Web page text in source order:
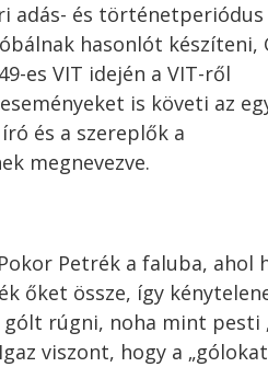
adás- és történetperiódus
hasonlót készíteni,
es VIT idején a VIT-ről
is követi az
és a szereplők a
megnevezve.
Pokor Petrék a faluba, ahol
őket össze, így
gólt rúgni, noha mint pesti
Igaz viszont, hogy a „gólokat